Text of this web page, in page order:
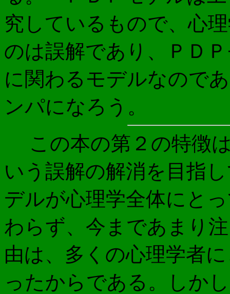
究しているもので、心
のは誤解であり、ＰＤ
に関わるモデルなので
ンパになろう。
この本の第２の特徴
いう誤解の解消を目指
デルが心理学全体にと
わらず、今まであまり
由は、多くの心理学者
ったからである。しか